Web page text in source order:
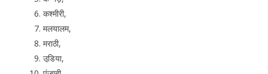
कश्मीरी,
मलयालम,
मराठी,
उडि़या,